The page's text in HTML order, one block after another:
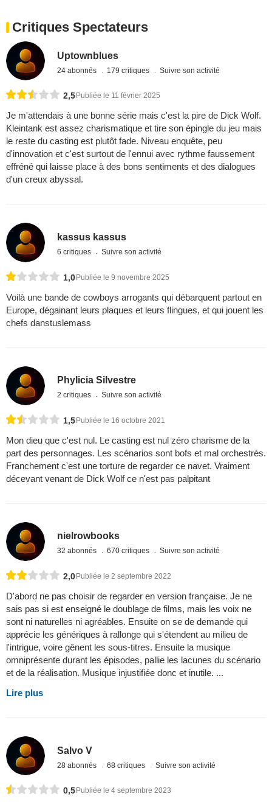
Critiques Spectateurs
Uptownblues
24 abonnés 179 critiques Suivre son activité
2,5 Publiée le 11 février 2025
Je m'attendais à une bonne série mais c'est la pire de Dick Wolf.
Kleintank est assez charismatique et tire son épingle du jeu mais
le reste du casting est plutôt fade. Niveau enquête, peu
d'innovation et c'est surtout de l'ennui avec rythme faussement
effréné qui laisse place à des bons sentiments et des dialogues
d'un creux abyssal.
kassus kassus
6 critiques Suivre son activité
1,0Publiée le 9 novembre 2025
Voilà une bande de cowboys arrogants qui débarquent partout en
Europe, dégainant leurs plaques et leurs flingues, et qui jouent les
chefs danstuslemass
Phylicia Silvestre
2 critiques Suivre son activité
1,5Publiée le 16 octobre 2021
Mon dieu que c'est nul. Le casting est nul zéro charisme de la
part des personnages. Les scénarios sont bofs et mal orchestrés.
Franchement c'est une torture de regarder ce navet. Vraiment
décevant venant de Dick Wolf ce n'est pas palpitant
nielrowbooks
32 abonnés 670 critiques Suivre son activité
2,0 Publiée le 2 septembre 2022
D'abord ne pas choisir de regarder en version française. Je ne
sais pas si est enseigné le doublage de films, mais les voix ne
sont ni naturelles ni agréables. Ensuite on se de demande qui
apprécie les génériques à rallonge qui s'étendent au milieu de
l'intrigue, voire gênent les sous-titres. Ensuite la musique
omniprésente durant les épisodes, pallie les lacunes du scénario
et de la réalisation. Musique injustifiée donc et inutile. ...
Lire plus
Salvo V
28 abonnés 68 critiques Suivre son activité
0,5 Publiée le 4 septembre 2023